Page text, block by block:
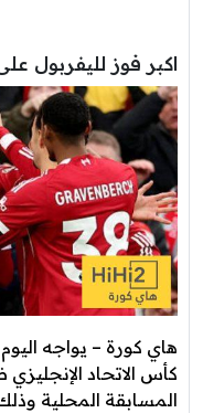
اكبر فوز لليفربول
هاي كورة – يواجه
كأس الاتحاد
المسابقة المحلية